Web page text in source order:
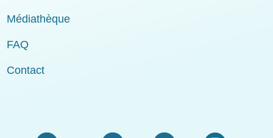
Médiathèque
FAQ
Contact